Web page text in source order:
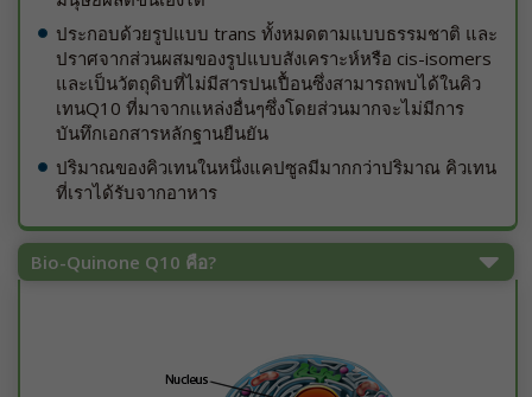
ประกอบด้วยรูปแบบ trans ทั้งหมดตามแบบธรรมชาติ และ
ปราศจากส่วนผสมของรูปแบบสังเคราะห์หรือ cis-isomers
และเป็นวัตถุดิบที่ไม่มีสารปนเปื้อนซึ่งสามารถพบได้ในคิว
เทนQ10 ที่มาจากแหล่งอื่นๆซึ่งโดยส่วนมากจะไม่มีการ
บันทึกเอกสารหลักฐานยืนยัน
ปริมาณของคิวเทนในหนึ่งแคปซูลมีมากกว่าปริมาณ คิวเทน
ที่เราได้รับจากอาหาร
Bio-Quinone Q10 คือ?